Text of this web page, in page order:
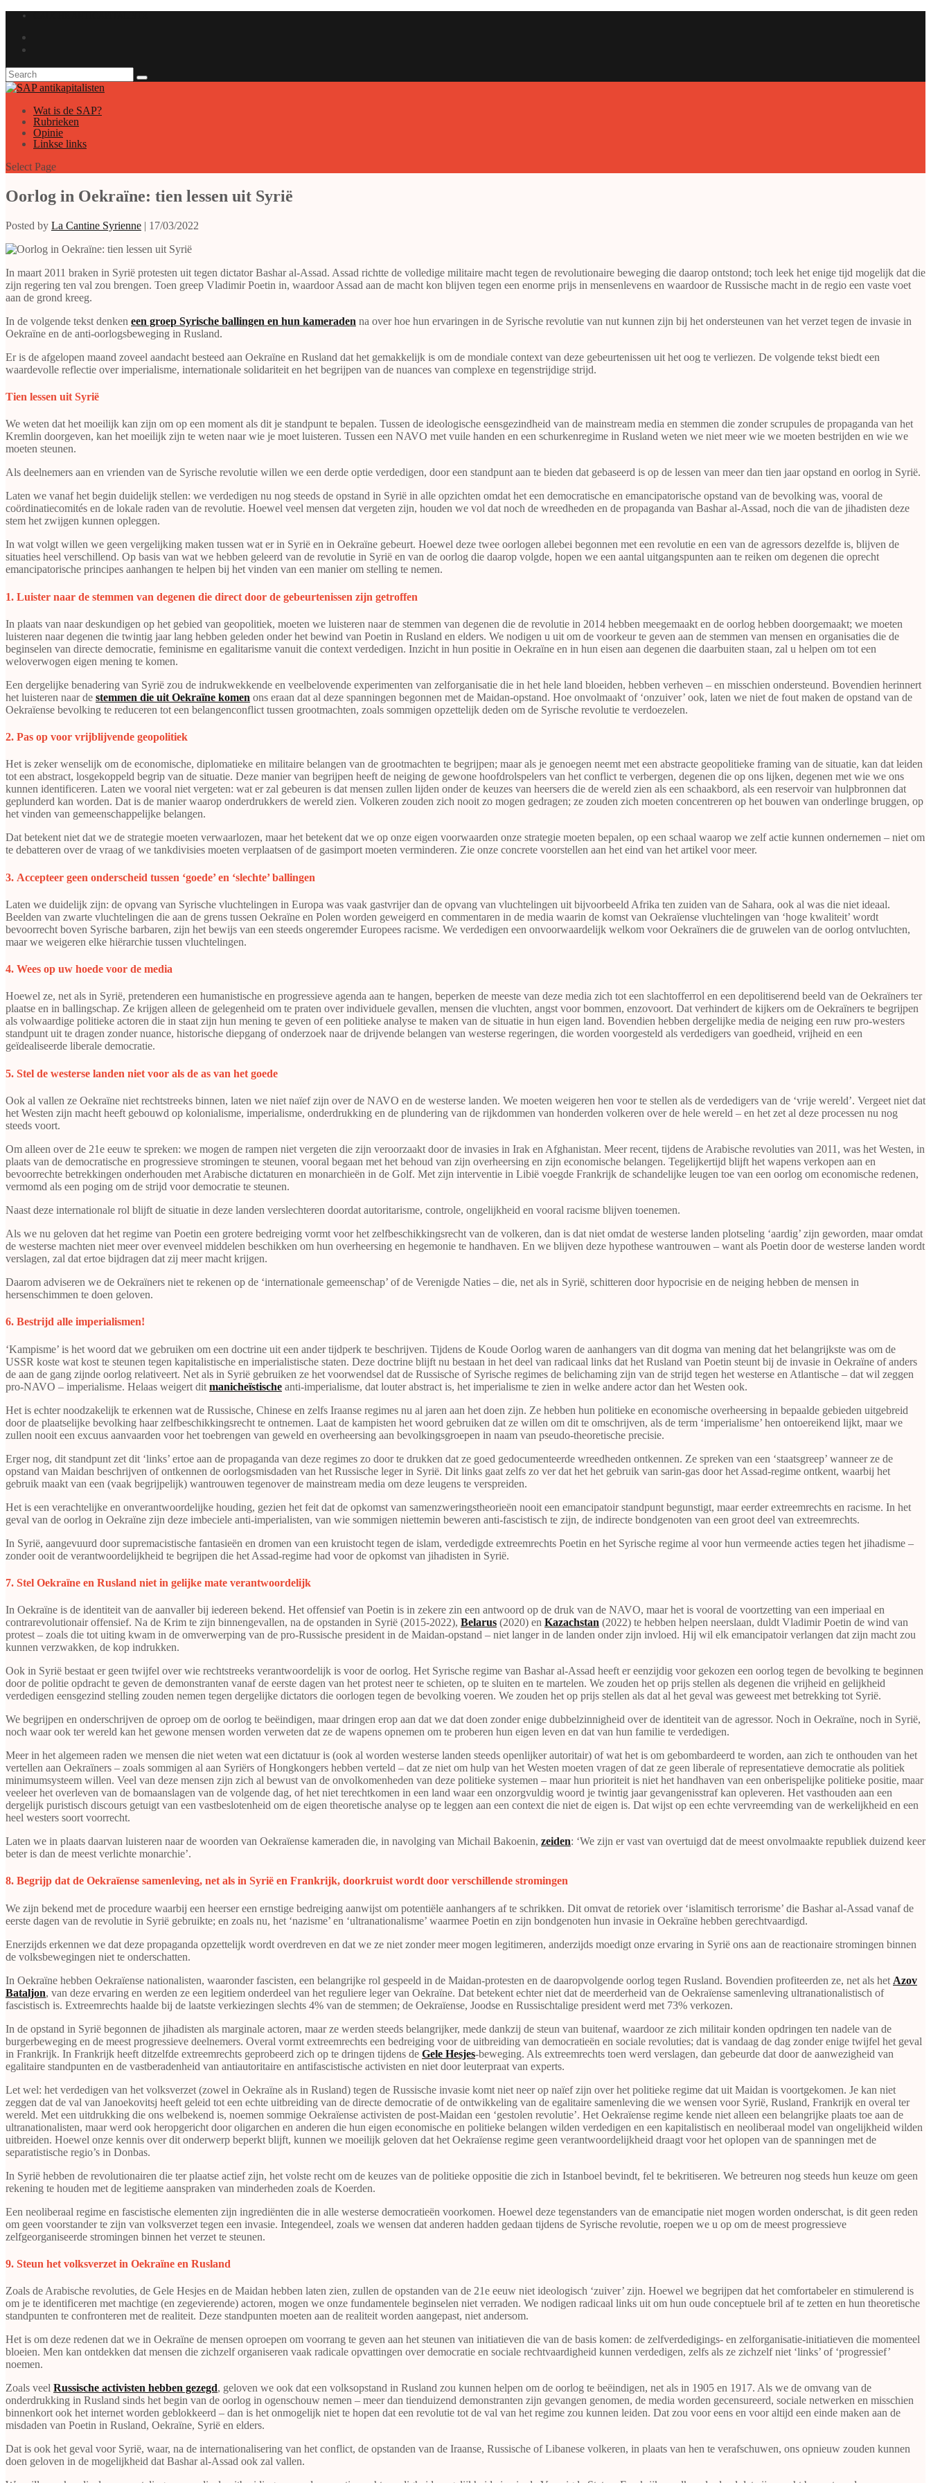
Wat is de SAP?
Rubrieken
Opinie
Linkse links
Select Page
Oorlog in Oekraïne: tien lessen uit Syrië
Posted by La Cantine Syrienne | 17/03/2022
In maart 2011 braken in Syrië protesten uit tegen dictator Bashar al-Assad. Assad richtte de volledige militaire macht tegen de revolutionaire beweging die daarop ontstond; toch leek het enige tijd mogelijk dat die
zijn regering ten val zou brengen. Toen greep Vladimir Poetin in, waardoor Assad aan de macht kon blijven tegen een enorme prijs in mensenlevens en waardoor de Russische macht in de regio een vaste voet
aan de grond kreeg.
In de volgende tekst denken een groep Syrische ballingen en hun kameraden na over hoe hun ervaringen in de Syrische revolutie van nut kunnen zijn bij het ondersteunen van het verzet tegen de invasie in
Oekraïne en de anti-oorlogsbeweging in Rusland.
Er is de afgelopen maand zoveel aandacht besteed aan Oekraïne en Rusland dat het gemakkelijk is om de mondiale context van deze gebeurtenissen uit het oog te verliezen. De volgende tekst biedt een
waardevolle reflectie over imperialisme, internationale solidariteit en het begrijpen van de nuances van complexe en tegenstrijdige strijd.
Tien lessen uit Syrië
We weten dat het moeilijk kan zijn om op een moment als dit je standpunt te bepalen. Tussen de ideologische eensgezindheid van de mainstream media en stemmen die zonder scrupules de propaganda van het
Kremlin doorgeven, kan het moeilijk zijn te weten naar wie je moet luisteren. Tussen een NAVO met vuile handen en een schurkenregime in Rusland weten we niet meer wie we moeten bestrijden en wie we
moeten steunen.
Als deelnemers aan en vrienden van de Syrische revolutie willen we een derde optie verdedigen, door een standpunt aan te bieden dat gebaseerd is op de lessen van meer dan tien jaar opstand en oorlog in Syrië.
Laten we vanaf het begin duidelijk stellen: we verdedigen nu nog steeds de opstand in Syrië in alle opzichten omdat het een democratische en emancipatorische opstand van de bevolking was, vooral de
coördinatiecomités en de lokale raden van de revolutie. Hoewel veel mensen dat vergeten zijn, houden we vol dat noch de wreedheden en de propaganda van Bashar al-Assad, noch die van de jihadisten deze
stem het zwijgen kunnen opleggen.
In wat volgt willen we geen vergelijking maken tussen wat er in Syrië en in Oekraïne gebeurt. Hoewel deze twee oorlogen allebei begonnen met een revolutie en een van de agressors dezelfde is, blijven de
situaties heel verschillend. Op basis van wat we hebben geleerd van de revolutie in Syrië en van de oorlog die daarop volgde, hopen we een aantal uitgangspunten aan te reiken om degenen die oprecht
emancipatorische principes aanhangen te helpen bij het vinden van een manier om stelling te nemen.
​​​​​​​1. Luister naar de stemmen van degenen die direct door de gebeurtenissen zijn getroffen
In plaats van naar deskundigen op het gebied van geopolitiek, moeten we luisteren naar de stemmen van degenen die de revolutie in 2014 hebben meegemaakt en de oorlog hebben doorgemaakt; we moeten
luisteren naar degenen die twintig jaar lang hebben geleden onder het bewind van Poetin in Rusland en elders. We nodigen u uit om de voorkeur te geven aan de stemmen van mensen en organisaties die de
beginselen van directe democratie, feminisme en egalitarisme vanuit die context verdedigen. Inzicht in hun positie in Oekraïne en in hun eisen aan degenen die daarbuiten staan, zal u helpen om tot een
weloverwogen eigen mening te komen.
Een dergelijke benadering van Syrië zou de indrukwekkende en veelbelovende experimenten van zelforganisatie die in het hele land bloeiden, hebben verheven – en misschien ondersteund. Bovendien herinnert
het luisteren naar de stemmen die uit Oekraïne komen ons eraan dat al deze spanningen begonnen met de Maidan-opstand. Hoe onvolmaakt of ‘onzuiver’ ook, laten we niet de fout maken de opstand van de
Oekraïense bevolking te reduceren tot een belangenconflict tussen grootmachten, zoals sommigen opzettelijk deden om de Syrische revolutie te verdoezelen.
​​​​​​​2. Pas op voor vrijblijvende geopolitiek
Het is zeker wenselijk om de economische, diplomatieke en militaire belangen van de grootmachten te begrijpen; maar als je genoegen neemt met een abstracte geopolitieke framing van de situatie, kan dat leiden
tot een abstract, losgekoppeld begrip van de situatie. Deze manier van begrijpen heeft de neiging de gewone hoofdrolspelers van het conflict te verbergen, degenen die op ons lijken, degenen met wie we ons
kunnen identificeren. Laten we vooral niet vergeten: wat er zal gebeuren is dat mensen zullen lijden onder de keuzes van heersers die de wereld zien als een schaakbord, als een reservoir van hulpbronnen dat
geplunderd kan worden. Dat is de manier waarop onderdrukkers de wereld zien. Volkeren zouden zich nooit zo mogen gedragen; ze zouden zich moeten concentreren op het bouwen van onderlinge bruggen, op
het vinden van gemeenschappelijke belangen.
Dat betekent niet dat we de strategie moeten verwaarlozen, maar het betekent dat we op onze eigen voorwaarden onze strategie moeten bepalen, op een schaal waarop we zelf actie kunnen ondernemen – niet om
te debatteren over de vraag of we tankdivisies moeten verplaatsen of de gasimport moeten verminderen. Zie onze concrete voorstellen aan het eind van het artikel voor meer.
​​​​​​​3. Accepteer geen onderscheid tussen ‘goede’ en ‘slechte’ ballingen
Laten we duidelijk zijn: de opvang van Syrische vluchtelingen in Europa was vaak gastvrijer dan de opvang van vluchtelingen uit bijvoorbeeld Afrika ten zuiden van de Sahara, ook al was die niet ideaal.
Beelden van zwarte vluchtelingen die aan de grens tussen Oekraïne en Polen worden geweigerd en commentaren in de media waarin de komst van Oekraïense vluchtelingen van ‘hoge kwaliteit’ wordt
bevoorrecht boven Syrische barbaren, zijn het bewijs van een steeds ongeremder Europees racisme. We verdedigen een onvoorwaardelijk welkom voor Oekraïners die de gruwelen van de oorlog ontvluchten,
maar we weigeren elke hiërarchie tussen vluchtelingen.
​​​​​​​4. Wees op uw hoede voor de media
Hoewel ze, net als in Syrië, pretenderen een humanistische en progressieve agenda aan te hangen, beperken de meeste van deze media zich tot een slachtofferrol en een depolitiserend beeld van de Oekraïners ter
plaatse en in ballingschap. Ze krijgen alleen de gelegenheid om te praten over individuele gevallen, mensen die vluchten, angst voor bommen, enzovoort. Dat verhindert de kijkers om de Oekraïners te begrijpen
als volwaardige politieke actoren die in staat zijn hun mening te geven of een politieke analyse te maken van de situatie in hun eigen land. Bovendien hebben dergelijke media de neiging een ruw pro-westers
standpunt uit te dragen zonder nuance, historische diepgang of onderzoek naar de drijvende belangen van westerse regeringen, die worden voorgesteld als verdedigers van goedheid, vrijheid en een
geïdealiseerde liberale democratie.
​​​​​​​5. Stel de westerse landen niet voor als de as van het goede
Ook al vallen ze Oekraïne niet rechtstreeks binnen, laten we niet naïef zijn over de NAVO en de westerse landen. We moeten weigeren hen voor te stellen als de verdedigers van de ‘vrije wereld’. Vergeet niet dat
het Westen zijn macht heeft gebouwd op kolonialisme, imperialisme, onderdrukking en de plundering van de rijkdommen van honderden volkeren over de hele wereld – en het zet al deze processen nu nog
steeds voort.
Om alleen over de 21e eeuw te spreken: we mogen de rampen niet vergeten die zijn veroorzaakt door de invasies in Irak en Afghanistan. Meer recent, tijdens de Arabische revoluties van 2011, was het Westen, in
plaats van de democratische en progressieve stromingen te steunen, vooral begaan met het behoud van zijn overheersing en zijn economische belangen. Tegelijkertijd blijft het wapens verkopen aan en
bevoorrechte betrekkingen onderhouden met Arabische dictaturen en monarchieën in de Golf. Met zijn interventie in Libië voegde Frankrijk de schandelijke leugen toe van een oorlog om economische redenen,
vermomd als een poging om de strijd voor democratie te steunen.
Naast deze internationale rol blijft de situatie in deze landen verslechteren doordat autoritarisme, controle, ongelijkheid en vooral racisme blijven toenemen.
Als we nu geloven dat het regime van Poetin een grotere bedreiging vormt voor het zelfbeschikkingsrecht van de volkeren, dan is dat niet omdat de westerse landen plotseling ‘aardig’ zijn geworden, maar omdat
de westerse machten niet meer over evenveel middelen beschikken om hun overheersing en hegemonie te handhaven. En we blijven deze hypothese wantrouwen – want als Poetin door de westerse landen wordt
verslagen, zal dat ertoe bijdragen dat zij meer macht krijgen.
Daarom adviseren we de Oekraïners niet te rekenen op de ‘internationale gemeenschap’ of de Verenigde Naties – die, net als in Syrië, schitteren door hypocrisie en de neiging hebben de mensen in
hersenschimmen te doen geloven.
​​​​​​​6. Bestrijd alle imperialismen!
‘Kampisme’ is het woord dat we gebruiken om een doctrine uit een ander tijdperk te beschrijven. Tijdens de Koude Oorlog waren de aanhangers van dit dogma van mening dat het belangrijkste was om de
USSR koste wat kost te steunen tegen kapitalistische en imperialistische staten. Deze doctrine blijft nu bestaan in het deel van radicaal links dat het Rusland van Poetin steunt bij de invasie in Oekraïne of anders
de aan de gang zijnde oorlog relativeert. Net als in Syrië gebruiken ze het voorwendsel dat de Russische of Syrische regimes de belichaming zijn van de strijd tegen het westerse en Atlantische – dat wil zeggen
pro-NAVO – imperialisme. Helaas weigert dit manicheïstische anti-imperialisme, dat louter abstract is, het imperialisme te zien in welke andere actor dan het Westen ook.
Het is echter noodzakelijk te erkennen wat de Russische, Chinese en zelfs Iraanse regimes nu al jaren aan het doen zijn. Ze hebben hun politieke en economische overheersing in bepaalde gebieden uitgebreid
door de plaatselijke bevolking haar zelfbeschikkingsrecht te ontnemen. Laat de kampisten het woord gebruiken dat ze willen om dit te omschrijven, als de term ‘imperialisme’ hen ontoereikend lijkt, maar we
zullen nooit een excuus aanvaarden voor het toebrengen van geweld en overheersing aan bevolkingsgroepen in naam van pseudo-theoretische precisie.
Erger nog, dit standpunt zet dit ‘links’ ertoe aan de propaganda van deze regimes zo door te drukken dat ze goed gedocumenteerde wreedheden ontkennen. Ze spreken van een ‘staatsgreep’ wanneer ze de
opstand van Maidan beschrijven of ontkennen de oorlogsmisdaden van het Russische leger in Syrië. Dit links gaat zelfs zo ver dat het het gebruik van sarin-gas door het Assad-regime ontkent, waarbij het
gebruik maakt van een (vaak begrijpelijk) wantrouwen tegenover de mainstream media om deze leugens te verspreiden.
Het is een verachtelijke en onverantwoordelijke houding, gezien het feit dat de opkomst van samenzweringstheorieën nooit een emancipatoir standpunt begunstigt, maar eerder extreemrechts en racisme. In het
geval van de oorlog in Oekraïne zijn deze imbeciele anti-imperialisten, van wie sommigen niettemin beweren anti-fascistisch te zijn, de indirecte bondgenoten van een groot deel van extreemrechts.
In Syrië, aangevuurd door supremacistische fantasieën en dromen van een kruistocht tegen de islam, verdedigde extreemrechts Poetin en het Syrische regime al voor hun vermeende acties tegen het jihadisme –
zonder ooit de verantwoordelijkheid te begrijpen die het Assad-regime had voor de opkomst van jihadisten in Syrië.
​​​​​​​7. Stel Oekraïne en Rusland niet in gelijke mate verantwoordelijk
In Oekraïne is de identiteit van de aanvaller bij iedereen bekend. Het offensief van Poetin is in zekere zin een antwoord op de druk van de NAVO, maar het is vooral de voortzetting van een imperiaal en
contrarevolutionair offensief. Na de Krim te zijn binnengevallen, na de opstanden in Syrië (2015-2022), Belarus (2020) en Kazachstan (2022) te hebben helpen neerslaan, duldt Vladimir Poetin de wind van
protest – zoals die tot uiting kwam in de omverwerping van de pro-Russische president in de Maidan-opstand – niet langer in de landen onder zijn invloed. Hij wil elk emancipatoir verlangen dat zijn macht zou
kunnen verzwakken, de kop indrukken.
Ook in Syrië bestaat er geen twijfel over wie rechtstreeks verantwoordelijk is voor de oorlog. Het Syrische regime van Bashar al-Assad heeft er eenzijdig voor gekozen een oorlog tegen de bevolking te beginnen
door de politie opdracht te geven de demonstranten vanaf de eerste dagen van het protest neer te schieten, op te sluiten en te martelen. We zouden het op prijs stellen als degenen die vrijheid en gelijkheid
verdedigen eensgezind stelling zouden nemen tegen dergelijke dictators die oorlogen tegen de bevolking voeren. We zouden het op prijs stellen als dat al het geval was geweest met betrekking tot Syrië.
We begrijpen en onderschrijven de oproep om de oorlog te beëindigen, maar dringen erop aan dat we dat doen zonder enige dubbelzinnigheid over de identiteit van de agressor. Noch in Oekraïne, noch in Syrië,
noch waar ook ter wereld kan het gewone mensen worden verweten dat ze de wapens opnemen om te proberen hun eigen leven en dat van hun familie te verdedigen.
Meer in het algemeen raden we mensen die niet weten wat een dictatuur is (ook al worden westerse landen steeds openlijker autoritair) of wat het is om gebombardeerd te worden, aan zich te onthouden van het
vertellen aan Oekraïners – zoals sommigen al aan Syriërs of Hongkongers hebben verteld – dat ze niet om hulp van het Westen moeten vragen of dat ze geen liberale of representatieve democratie als politiek
minimumsysteem willen. Veel van deze mensen zijn zich al bewust van de onvolkomenheden van deze politieke systemen – maar hun prioriteit is niet het handhaven van een onberispelijke politieke positie, maar
veeleer het overleven van de bomaanslagen van de volgende dag, of het niet terechtkomen in een land waar een onzorgvuldig woord je twintig jaar gevangenisstraf kan opleveren. Het vasthouden aan een
dergelijk puristisch discours getuigt van een vastbeslotenheid om de eigen theoretische analyse op te leggen aan een context die niet de eigen is. Dat wijst op een echte vervreemding van de werkelijkheid en een
heel westers soort voorrecht.
Laten we in plaats daarvan luisteren naar de woorden van Oekraïense kameraden die, in navolging van Michail Bakoenin, zeiden: ‘We zijn er vast van overtuigd dat de meest onvolmaakte republiek duizend keer
beter is dan de meest verlichte monarchie’.
​​​​​​​8. Begrijp dat de Oekraïense samenleving, net als in Syrië en Frankrijk, doorkruist wordt door verschillende stromingen
We zijn bekend met de procedure waarbij een heerser een ernstige bedreiging aanwijst om potentiële aanhangers af te schrikken. Dit omvat de retoriek over ‘islamitisch terrorisme’ die Bashar al-Assad vanaf de
eerste dagen van de revolutie in Syrië gebruikte; en zoals nu, het ‘nazisme’ en ‘ultranationalisme’ waarmee Poetin en zijn bondgenoten hun invasie in Oekraïne hebben gerechtvaardigd.
Enerzijds erkennen we dat deze propaganda opzettelijk wordt overdreven en dat we ze niet zonder meer mogen legitimeren, anderzijds moedigt onze ervaring in Syrië ons aan de reactionaire stromingen binnen
de volksbewegingen niet te onderschatten.
In Oekraïne hebben Oekraïense nationalisten, waaronder fascisten, een belangrijke rol gespeeld in de Maidan-protesten en de daaropvolgende oorlog tegen Rusland. Bovendien profiteerden ze, net als het Azov
Bataljon, van deze ervaring en werden ze een legitiem onderdeel van het reguliere leger van Oekraïne. Dat betekent echter niet dat de meerderheid van de Oekraïense samenleving ultranationalistisch of
fascistisch is. Extreemrechts haalde bij de laatste verkiezingen slechts 4% van de stemmen; de Oekraïense, Joodse en Russischtalige president werd met 73% verkozen.
In de opstand in Syrië begonnen de jihadisten als marginale actoren, maar ze werden steeds belangrijker, mede dankzij de steun van buitenaf, waardoor ze zich militair konden opdringen ten nadele van de
burgerbeweging en de meest progressieve deelnemers. Overal vormt extreemrechts een bedreiging voor de uitbreiding van democratieën en sociale revoluties; dat is vandaag de dag zonder enige twijfel het geval
in Frankrijk. In Frankrijk heeft ditzelfde extreemrechts geprobeerd zich op te dringen tijdens de Gele Hesjes-beweging. Als extreemrechts toen werd verslagen, dan gebeurde dat door de aanwezigheid van
egalitaire standpunten en de vastberadenheid van antiautoritaire en antifascistische activisten en niet door leuterpraat van experts.
Let wel: het verdedigen van het volksverzet (zowel in Oekraïne als in Rusland) tegen de Russische invasie komt niet neer op naïef zijn over het politieke regime dat uit Maidan is voortgekomen. Je kan niet
zeggen dat de val van Janoekovitsj heeft geleid tot een echte uitbreiding van de directe democratie of de ontwikkeling van de egalitaire samenleving die we wensen voor Syrië, Rusland, Frankrijk en overal ter
wereld. Met een uitdrukking die ons welbekend is, noemen sommige Oekraïense activisten de post-Maidan een ‘gestolen revolutie’. Het Oekraïense regime kende niet alleen een belangrijke plaats toe aan de
ultranationalisten, maar werd ook heropgericht door oligarchen en anderen die hun eigen economische en politieke belangen wilden verdedigen en een kapitalistisch en neoliberaal model van ongelijkheid wilden
uitbreiden. Hoewel onze kennis over dit onderwerp beperkt blijft, kunnen we moeilijk geloven dat het Oekraïense regime geen verantwoordelijkheid draagt voor het oplopen van de spanningen met de
separatistische regio’s in Donbas.
In Syrië hebben de revolutionairen die ter plaatse actief zijn, het volste recht om de keuzes van de politieke oppositie die zich in Istanboel bevindt, fel te bekritiseren. We betreuren nog steeds hun keuze om geen
rekening te houden met de legitieme aanspraken van minderheden zoals de Koerden.
Een neoliberaal regime en fascistische elementen zijn ingrediënten die in alle westerse democratieën voorkomen. Hoewel deze tegenstanders van de emancipatie niet mogen worden onderschat, is dit geen reden
om geen voorstander te zijn van volksverzet tegen een invasie. Integendeel, zoals we wensen dat anderen hadden gedaan tijdens de Syrische revolutie, roepen we u op om de meest progressieve
zelfgeorganiseerde stromingen binnen het verzet te steunen.
​​​​​​​9. Steun het volksverzet in Oekraïne en Rusland
Zoals de Arabische revoluties, de Gele Hesjes en de Maidan hebben laten zien, zullen de opstanden van de 21e eeuw niet ideologisch ‘zuiver’ zijn. Hoewel we begrijpen dat het comfortabeler en stimulerend is
om je te identificeren met machtige (en zegevierende) actoren, mogen we onze fundamentele beginselen niet verraden. We nodigen radicaal links uit om hun oude conceptuele bril af te zetten en hun theoretische
standpunten te confronteren met de realiteit. Deze standpunten moeten aan de realiteit worden aangepast, niet andersom.
Het is om deze redenen dat we in Oekraïne de mensen oproepen om voorrang te geven aan het steunen van initiatieven die van de basis komen: de zelfverdedigings- en zelforganisatie-initiatieven die momenteel
bloeien. Men kan ontdekken dat mensen die zichzelf organiseren vaak radicale opvattingen over democratie en sociale rechtvaardigheid kunnen verdedigen, zelfs als ze zichzelf niet ‘links’ of ‘progressief’
noemen.
Zoals veel Russische activisten hebben gezegd, geloven we ook dat een volksopstand in Rusland zou kunnen helpen om de oorlog te beëindigen, net als in 1905 en 1917. Als we de omvang van de
onderdrukking in Rusland sinds het begin van de oorlog in ogenschouw nemen – meer dan tienduizend demonstranten zijn gevangen genomen, de media worden gecensureerd, sociale netwerken en misschien
binnenkort ook het internet worden geblokkeerd – dan is het onmogelijk niet te hopen dat een revolutie tot de val van het regime zou kunnen leiden. Dat zou voor eens en voor altijd een einde maken aan de
misdaden van Poetin in Rusland, Oekraïne, Syrië en elders.
Dat is ook het geval voor Syrië, waar, na de internationalisering van het conflict, de opstanden van de Iraanse, Russische of Libanese volkeren, in plaats van hen te verafschuwen, ons opnieuw zouden kunnen
doen geloven in de mogelijkheid dat Bashar al-Assad ook zal vallen.